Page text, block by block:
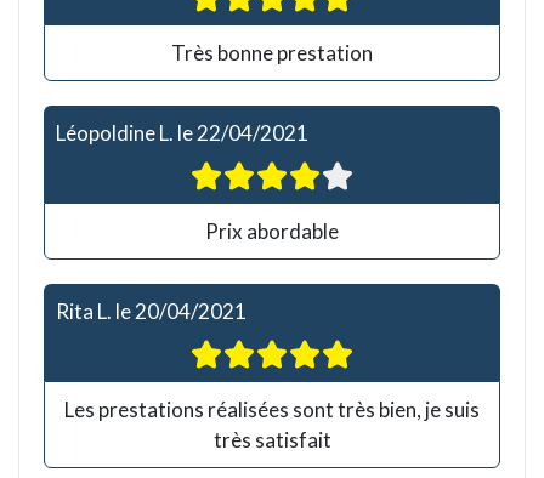
Très bonne prestation
Léopoldine L. le22/04/2021
Prix abordable
Rita L. le20/04/2021
Les prestations réalisées sont très bien, je suis
très satisfait